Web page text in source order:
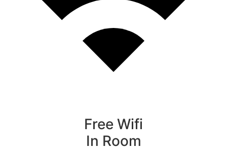
Free Wifi
In Room